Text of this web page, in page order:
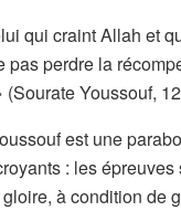
qui craint Allah et
pas perdre la
Youssouf,
est une
: les épreuves
à condition de